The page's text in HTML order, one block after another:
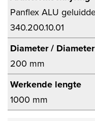
Panflex ALU
340.200.10.01
Diameter / Diameter
200 mm
Werkende lengte
1000 mm